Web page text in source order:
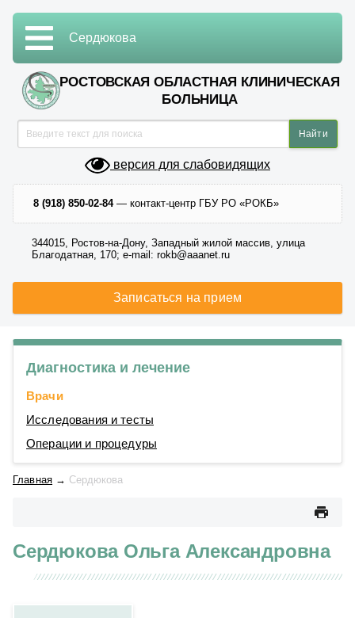
РОСТОВСКАЯ ОБЛАСТНАЯ КЛИНИЧЕСКАЯ
БОЛЬНИЦА
версия для слабовидящих
8 (918) 850-02-84— контакт-центр ГБУ РО «РОКБ»
344015, Ростов-на-Дону, Западный жилой массив, улица
Благодатная, 170; e-mail: rokb@aaanet.ru
Записаться на прием
Сердюкова
Диагностика и лечение
Врачи
Исследования и тесты
Операции и процедуры
Главная → Сердюкова
Сердюкова Ольга Александровна